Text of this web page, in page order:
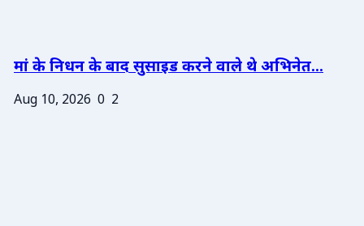
मां के निधन के बाद सुसाइड करने वाले थे अभिनेत...
Aug 10, 2026 0 2